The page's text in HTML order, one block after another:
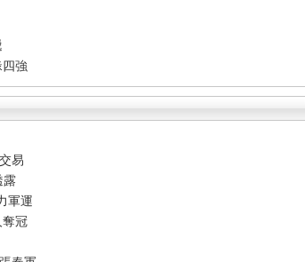
強
易
露
軍運
奪冠